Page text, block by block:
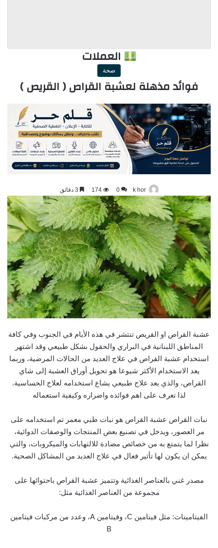
العملات
صحة
فوائد مذهلة لعشبة القراص ( القريص )
k hor
0
174
عشبة القراص او القريص تنتشر في هذه الأيام في الجنوب وفي كافة
المناطق اللبنانية في البراري والحقول بشكل طبيعي وقد اشتهر
استخدام عشبة القراص في علاج العديد من الحالات المرضية، وربما
يعد الاستخدام الأكثر شيوعا هو تحويل أوراق العشبة إلى شاي
القراص، والذي يعد علاج طبيعي يشاع استخدامه لعلاج الحساسية.
لذا تعرف على اهم فوائده واضراره وكيفية استعماله
نبات القراص عشبة القراص هو نبات طبي معمر تم استخدامه على
مر العصور، ويدخل في تصنيع بعض المنتجات والوصفات الدوائية،
نظرا لما يتمتع به من خصائص مضادة للالتهابات والميكروبات، والتي
يمكن ان يكون لها تأثير فعال في علاج العديد من المشاكل الصحية.
مصدر غني بالعناصر الغذائية وتتميز عشبة القراص باحتوائها على
مجموعة من العناصر الغذائية مثل:
الفيتامينات: مثل فيتامين C، وفيتامين A، وعدد من مركبات فيتامين
B